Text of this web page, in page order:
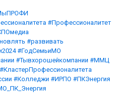
#Профессионалитет
#развивать
#ГодСемьиМО
#Тывхорошейкомпании #ММЦ
#КластерПрофессионалитета
#Колледжи #ИРПО #ПКЭнергия